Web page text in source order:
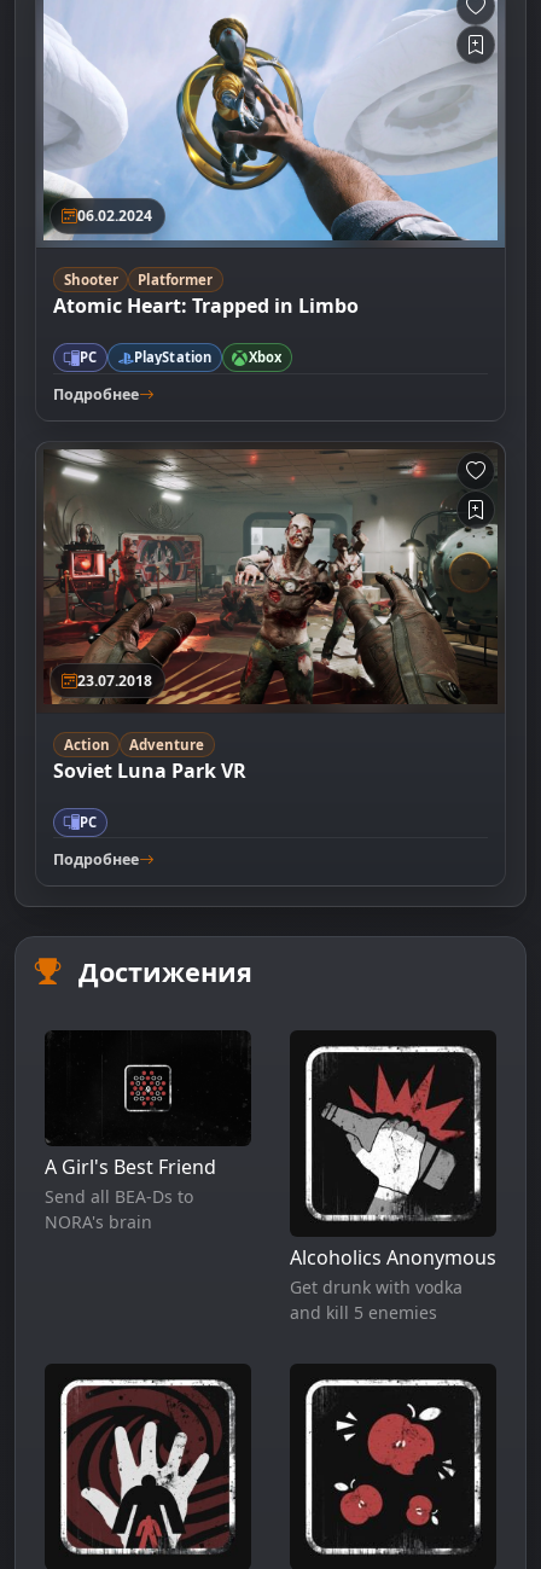
06.02.2024
Shooter Platformer
Atomic Heart: Trapped in Limbo
PC PlayStation Xbox
Подробнее
23.07.2018
Action Adventure
Soviet Luna Park VR
PC
Подробнее
Достижения
A Girl's Best Friend
Send all BEA-Ds to
NORA's brain
Alcoholics Anonymous
Get drunk with vodka
and kill 5 enemies